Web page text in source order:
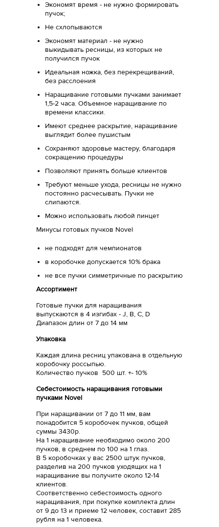
Экономят время - не нужно формировать
пучок;
Не схлопываются
Экономят материал - не нужно
выкидывать ресницы, из которых не
получился пучок
Идеальная ножка, без перекрещиваний,
без расслоения
Наращивание готовыми пучками занимает
1,5-2 часа. Объемное наращивание по
времени классики.
Имеют среднее раскрытие, наращивание
выглядит более пушистым
Сохраняют здоровье мастеру, благодаря
сокращению процедуры
Позволяют принять больше клиентов
Требуют меньше ухода, ресницы не нужно
постоянно расчесывать. Пучки не
слипаются.
Можно использовать любой пинцет
Минусы готовых пучков Novel
не подходят для чемпионатов
в коробочке допускается 10% брака
не все пучки симметричные по раскрытию
Ассортимент
Готовые пучки для наращивания
выпускаются в 4 изгибах - J, B, C, D
Диапазон длин от 7 до 14 мм
Упаковка
Каждая длина ресниц упакована в отдельную
коробочку россыпью.
Количество пучков 500 шт. +- 10%
Себестоимость наращивания готовыми
пучками Novel
При наращивании от 7 до 11 мм, вам
понадобится 5 коробочек пучков, общей
суммы 3430р.
На 1 наращивание необходимо около 200
пучков, в среднем по 100 на 1 глаз.
В 5 коробочках у вас 2500 штук пучков,
разделив на 200 пучков уходящих на 1
наращивание вы получите около 12-14
клиентов.
Соответственно себестоимость одного
наращивания, при покупке комплекта длин
от 9 до 13 и приеме 12 человек, составит 285
рубля на 1 человека.